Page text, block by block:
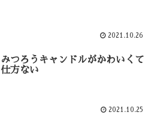
2021.10.26
みつろうキャンドルがかわいくて
仕方ない
2021.10.25